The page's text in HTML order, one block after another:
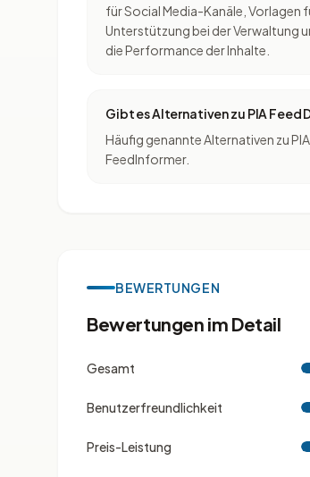
für Social Media-Kanäle, Vorlagen
Unterstützung bei der Verwaltung
die Performance der Inhalte.
Gibt es Alternativen zu PIA Feed
Häufig genannte Alternativen zu
FeedInformer.
BEWERTUNGEN
Bewertungen im Detail
Gesamt
Benutzerfreundlichkeit
Preis-Leistung